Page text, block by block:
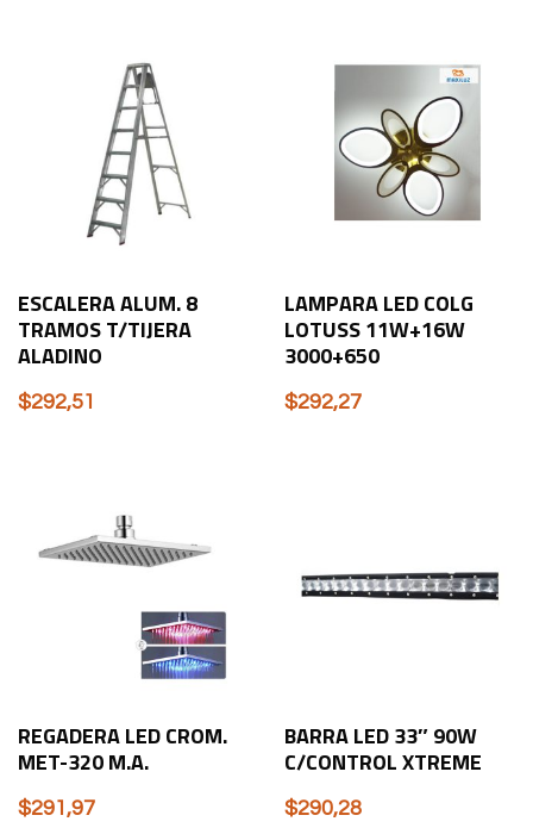
ESCALERA ALUM. 8
TRAMOS T/TIJERA
ALADINO
$292,51
LAMPARA LED COLG
LOTUSS 11W+16W
3000+650
$292,27
REGADERA LED CROM.
MET-320 M.A.
$291,97
BARRA LED 33″ 90W
C/CONTROL XTREME
$290,28